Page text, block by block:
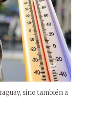
sino también a